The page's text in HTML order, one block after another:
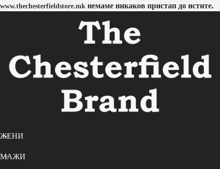
www.thechesterfieldstore.mk немаме никаков пристап до истите.
ЖЕНИ
МАЖИ